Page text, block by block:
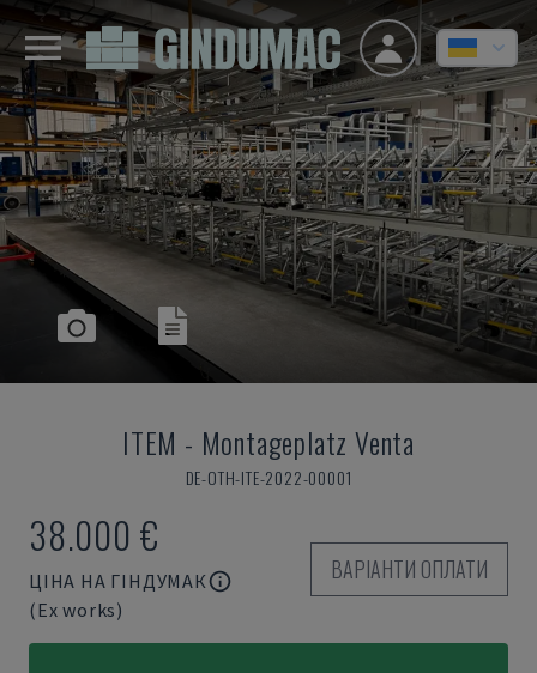
ITEM - Montageplatz Venta
DE-OTH-ITE-2022-00001
38.000 €
ЦІНА НА ГІНДУМАК
(Ex works)
ВАРІАНТИ ОПЛАТИ